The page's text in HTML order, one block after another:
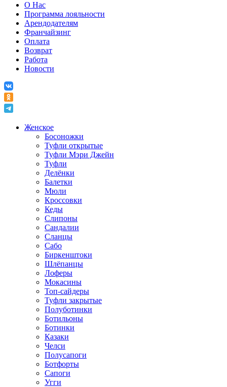
О Нас
Программа лояльности
Арендодателям
Франчайзинг
Оплата
Возврат
Работа
Новости
Женское
Босоножки
Туфли открытые
Туфли Мэри Джейн
Туфли
Делёнки
Балетки
Мюли
Кроссовки
Кеды
Слипоны
Сандалии
Сланцы
Сабо
Биркенштоки
Шлёпанцы
Лоферы
Мокасины
Топ-сайдеры
Туфли закрытые
Полуботинки
Ботильоны
Ботинки
Казаки
Челси
Полусапоги
Ботфорты
Сапоги
Угги